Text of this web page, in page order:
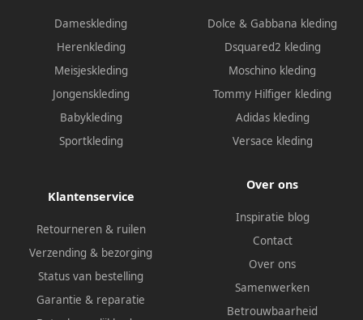
Dameskleding
Herenkleding
Meisjeskleding
Jongenskleding
Babykleding
Sportkleding
Dolce & Gabbana kleding
Dsquared2 kleding
Moschino kleding
Tommy Hilfiger kleding
Adidas kleding
Versace kleding
Klantenservice
Retourneren & ruilen
Verzending & bezorging
Status van bestelling
Garantie & reparatie
Over ons
Inspiratie blog
Contact
Over ons
Samenwerken
Betrouwbaarheid